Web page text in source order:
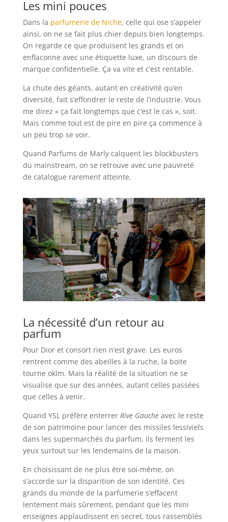
Les mini pouces
Dans la parfumerie de Niche, celle qui ose s’appeler
ainsi, on ne se fait plus chier depuis bien longtemps.
On regarde ce que produisent les grands et on
enflaconne avec une étiquette luxe, un discours de
marque confidentielle. Ça va vite et c’est rentable.
La chute des géants, autant en créativité qu’en
diversité, fait s’effondrer le reste de l’industrie. Vous
me direz « ça fait longtemps que c’est le cas », soit.
Mais comme tout est de pire en pire ça commence à
un peu trop se voir.
Quand Parfums de Marly calquent les blockbusters
du mainstream, on se retrouve avec une pauvreté
de catalogue rarement atteinte.
La nécessité d’un retour au
parfum
Pour Dior et consort rien n’est grave. Les euros
rentrent comme des abeilles à la ruche, la boite
tourne oklm. Mais la réalité de la situation ne se
visualise que sur des années, autant celles passées
que celles à venir.
Quand YSL préfère enterrer Rive Gaucheavec le reste
de son patrimoine pour lancer des missiles lessiviels
dans les supermarchés du parfum, ils ferment les
yeux surtout sur les lendemains de la maison.
En choisissant de ne plus être soi-même, on
s’accorde sur la disparition de son identité. Ces
grands du monde de la parfumerie s’effacent
lentement mais sûrement, pendant que les mini
enseignes applaudissent en secret, tous rassemblés